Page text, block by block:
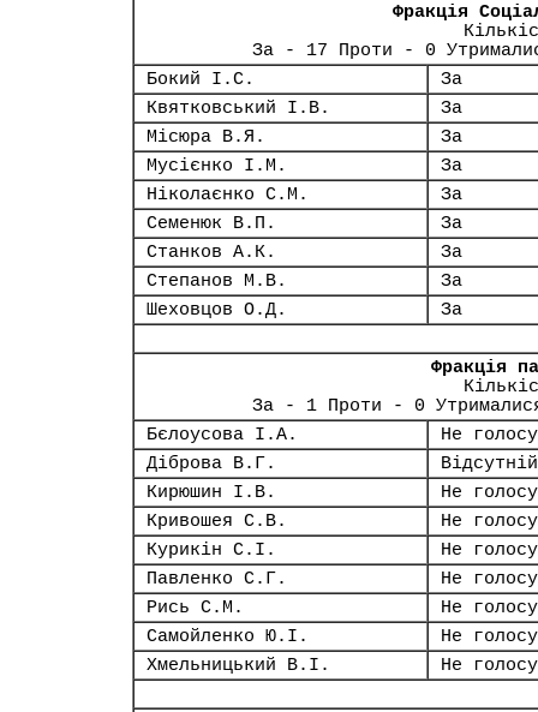
Фракція
За - 17 Проти - 0
Бокий І.С.
За
Квятковський І.В.
За
Місюра В.Я.
За
Мусієнко І.М.
За
Ніколаєнко С.М.
За
Семенюк В.П.
За
Станков А.К.
За
Степанов М.В.
За
Шеховцов О.Д.
За
Фракція
За - 1 Проти - 0
Бєлоусова І.А.
Не
Діброва В.Г.
Відсутній
Кирюшин І.В.
Не
Кривошея С.В.
Не
Курикін С.І.
Не
Павленко С.Г.
Не
Рись С.М.
Не
Самойленко Ю.І.
Не
Хмельницький В.І.
Не